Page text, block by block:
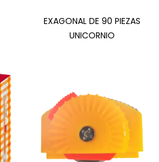
EXAGONAL DE 90 PIEZAS
UNICORNIO